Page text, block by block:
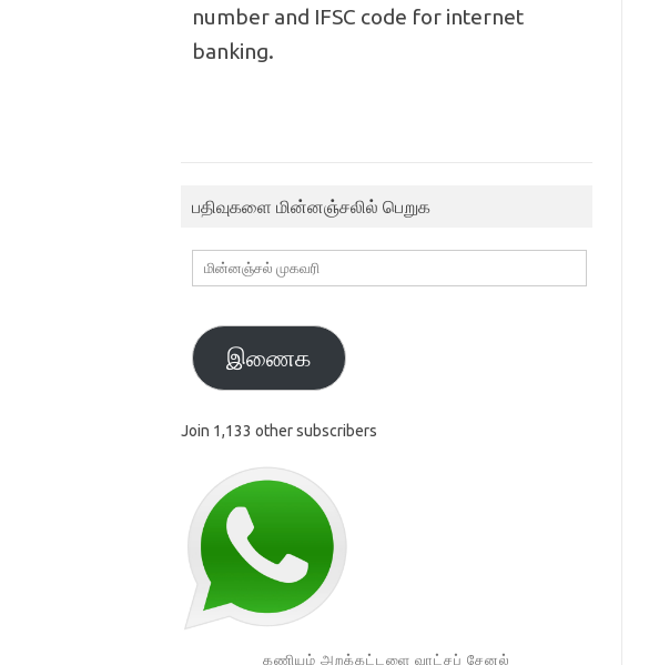
number and IFSC code for internet
banking.
பதிவுகளை மின்னஞ்சலில் பெறுக
மின்னஞ்சல்
முகவரி
இணைக
Join 1,133 other subscribers
கணியம் அறக்கட்டளை வாட்சப் சேனல்